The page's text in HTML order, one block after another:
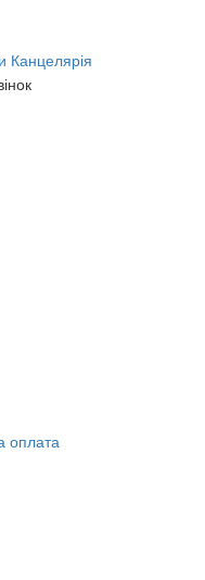
Канцелярія
оплата